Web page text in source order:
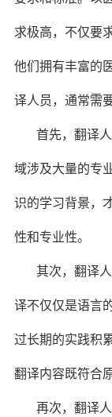
求极高，不仅要
他们拥有丰富的
译人员，通常需
首先，翻译
域涉及大量的专
识的学习背景，
性和专业性。
其次，翻译
译不仅仅是语言
过长期的实践积
翻译内容既符合
再次，翻译